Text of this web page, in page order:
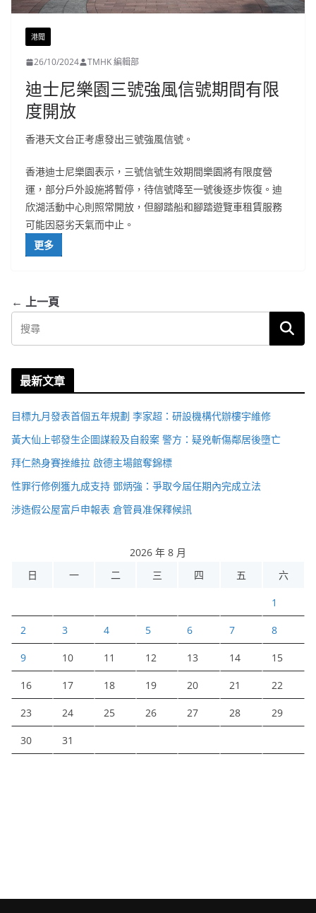
港聞
26/10/2024 TMHK 編輯部
迪士尼樂園三號強風信號期間有限
度開放
香港天文台正考慮發出三號強風信號。
香港迪士尼樂園表示，三號信號生效期間樂園將有限度營
運，部分戶外設施將暫停，待信號降至一號後逐步恢復。迪
欣湖活動中心則照常開放，但腳踏船和腳踏遊覽車租賃服務
可能因惡劣天氣而中止。
更多
← 上一頁
最新文章
目標九月發表首個五年規劃 李家超：研設機構代辦樓宇維修
黃大仙上邨發生企圖謀殺及自殺案 警方：疑兇斬傷鄰居後墮亡
拜仁熱身賽挫維拉 啟德主場館奪錦標
性罪行修例獲九成支持 鄧炳強：爭取今屆任期內完成立法
涉造假公屋富戶申報表 倉管員准保釋候訊
2026 年 8 月
日
一 二 三 四 五 六
1
2 3 4 5 6 7 8
9 10 11 12 13 14 15
16 17 18 19 20 21 22
23 24 25 26 27 28 29
30 31